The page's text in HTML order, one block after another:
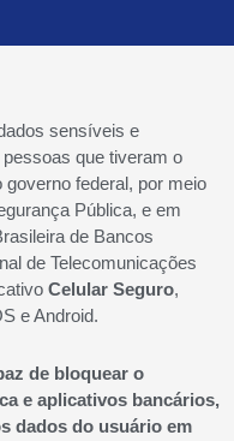
sensíveis e
que tiveram o
governo federal, por meio
Pública, e em
de Bancos
de Telecomunicações
Celular Seguro,
e Android.
de bloquear o
e aplicativos bancários,
dados do usuário em